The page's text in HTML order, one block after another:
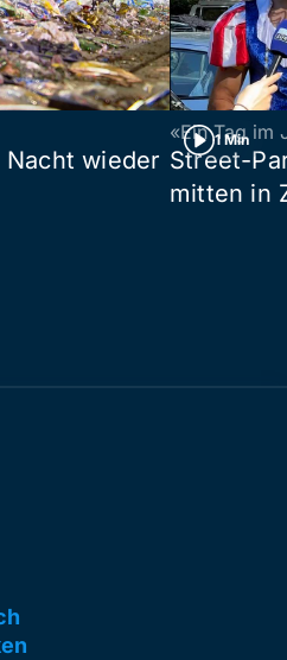
wieder
1 Min
«Ein Tag im
Street-
mitten in